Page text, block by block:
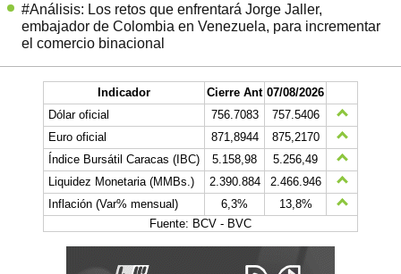
#Análisis: Los retos que enfrentará Jorge Jaller,
embajador de Colombia en Venezuela, para incrementar
el comercio binacional
Indicador Cierre Ant 07/08/2026
Dólar oficial
756.7083
757.5406
Euro oficial
871,8944
875,2170
Índice Bursátil Caracas (IBC)
5.158,98
5.256,49
Liquidez Monetaria (MMBs.)
2.390.884
2.466.946
Inflación (Var% mensual)
6,3%
13,8%
Fuente: BCV - BVC